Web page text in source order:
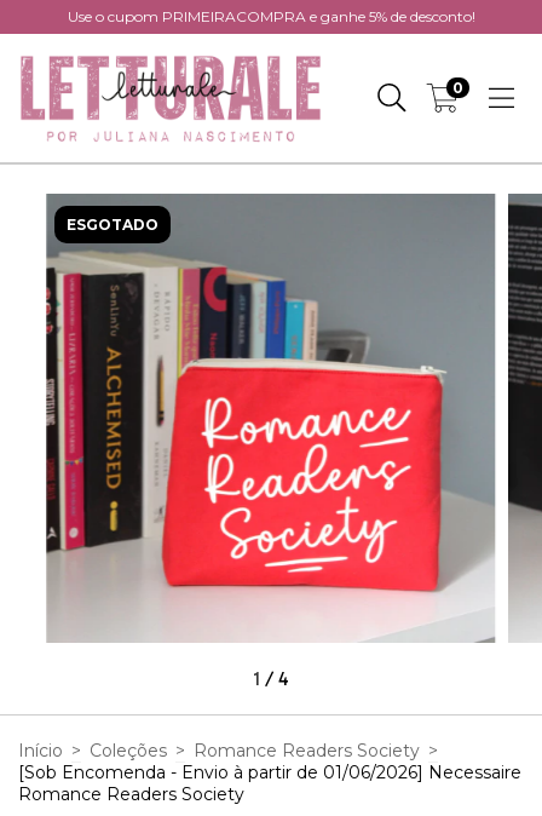
Use o cupom PRIMEIRACOMPRA e ganhe 5% de desconto!
0
ESGOTADO
1 / 4
Início > Coleções > Romance Readers Society >
[Sob Encomenda - Envio à partir de 01/06/2026] Necessaire
Romance Readers Society